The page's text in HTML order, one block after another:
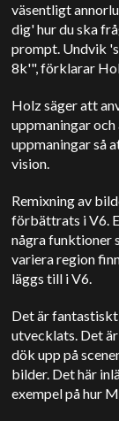
väsentligt
dig' hur du ska
prompt. Undvik
8k'", förklarar
Holz säger att
uppmaningar
uppmaningar så
vision.
Remixning av
förbättrats i V6.
några funktioner
variera region
läggs till i V6.
Det är
utvecklats. Det
dök upp på
bilder. Det här
exempel på hur